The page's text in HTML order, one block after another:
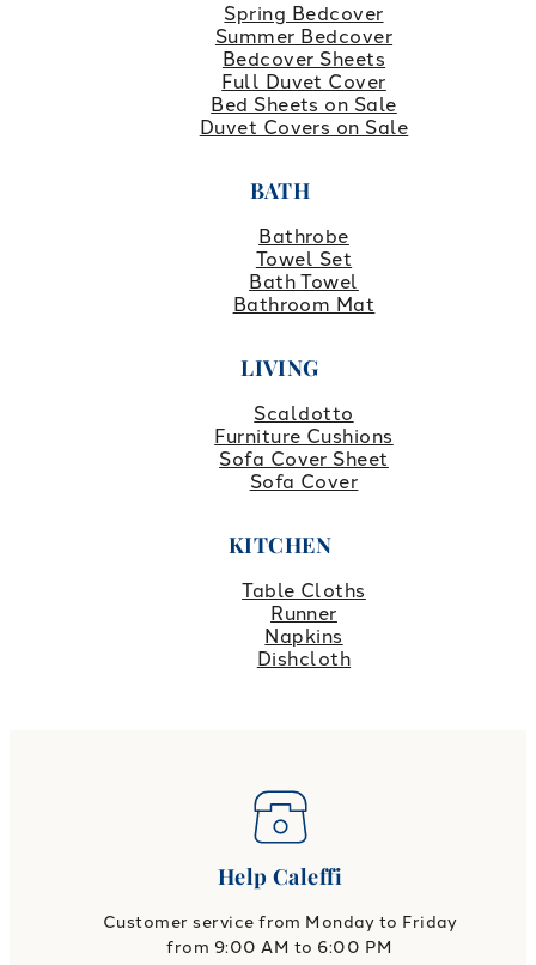
Spring Bedcover
Summer Bedcover
Bedcover Sheets
Full Duvet Cover
Bed Sheets on Sale
Duvet Covers on Sale
BATH
Bathrobe
Towel Set
Bath Towel
Bathroom Mat
LIVING
Scaldotto
Furniture Cushions
Sofa Cover Sheet
Sofa Cover
KITCHEN
Table Cloths
Runner
Napkins
Dishcloth
Help Caleffi
Customer service from Monday to Friday
from 9:00 AM to 6:00 PM